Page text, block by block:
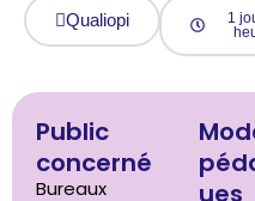
Qualiopi
1
Public
concerné
Bureaux
ues